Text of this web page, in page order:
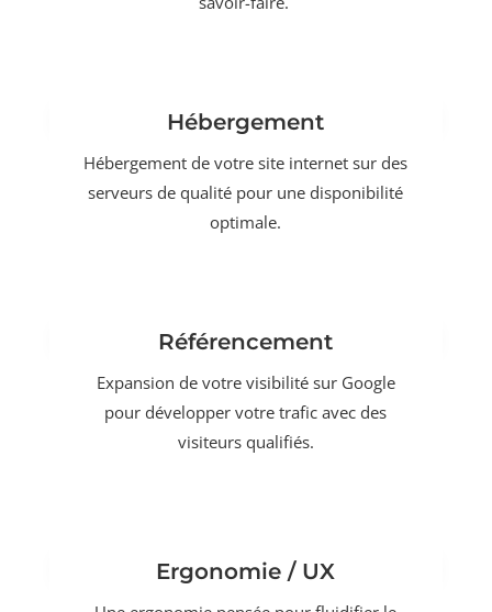
Hébergement
Hébergement de votre site internet sur des
serveurs de qualité pour une disponibilité
optimale.
Référencement
Expansion de votre visibilité sur Google
pour développer votre trafic avec des
visiteurs qualifiés.
Ergonomie / UX